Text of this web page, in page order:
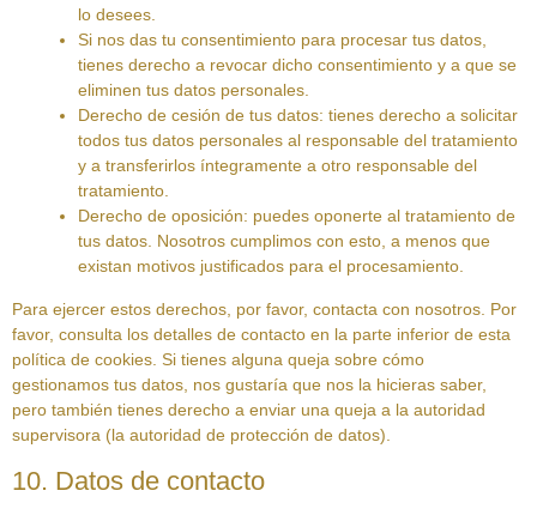
lo desees.
Si nos das tu consentimiento para procesar tus datos,
tienes derecho a revocar dicho consentimiento y a que se
eliminen tus datos personales.
Derecho de cesión de tus datos: tienes derecho a solicitar
todos tus datos personales al responsable del tratamiento
y a transferirlos íntegramente a otro responsable del
tratamiento.
Derecho de oposición: puedes oponerte al tratamiento de
tus datos. Nosotros cumplimos con esto, a menos que
existan motivos justificados para el procesamiento.
Para ejercer estos derechos, por favor, contacta con nosotros. Por
favor, consulta los detalles de contacto en la parte inferior de esta
política de cookies. Si tienes alguna queja sobre cómo
gestionamos tus datos, nos gustaría que nos la hicieras saber,
pero también tienes derecho a enviar una queja a la autoridad
supervisora (la autoridad de protección de datos).
10. Datos de contacto